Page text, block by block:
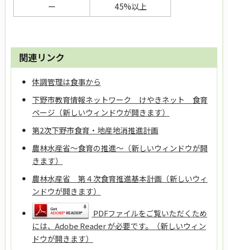
ー
45%以上
関連リンク
体調管理は食事から
下野市教育情報ネットワーク けやきネット 食育
ページ（新しいウィンドウが開きます）
第2次下野市食育・地産地消推進計画
農林水産省～食育の推進～（新しいウィンドウが開
きます）
農林水産省 第４次食育推進基本計画（新しいウィ
ンドウが開きます）
PDFファイルをご覧いただくため
には、Adobe Reader が必要です。（新しいウィン
ドウが開きます）